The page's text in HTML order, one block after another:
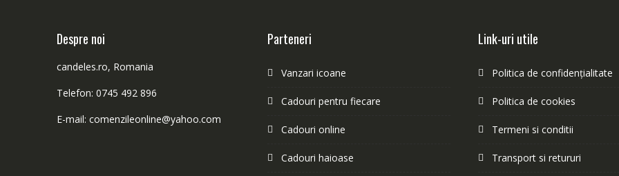
Despre noi
candeles.ro, Romania
Telefon: 0745 492 896
E-mail: comenzileonline@yahoo.com
Parteneri
Vanzari icoane
Cadouri pentru fiecare
Cadouri online
Cadouri haioase
Link-uri utile
Politica de confidențialitate
Politica de cookies
Termeni si conditii
Transport si retururi